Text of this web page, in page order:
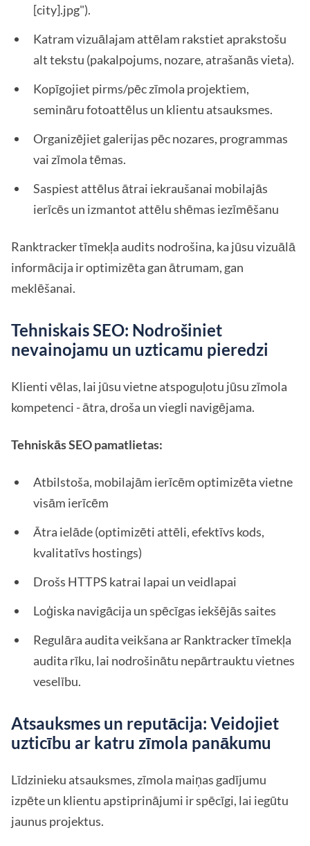
[city].jpg").
Katram vizuālajam attēlam rakstiet aprakstošu
alt tekstu (pakalpojums, nozare, atrašanās vieta).
Kopīgojiet pirms/pēc zīmola projektiem,
semināru fotoattēlus un klientu atsauksmes.
Organizējiet galerijas pēc nozares, programmas
vai zīmola tēmas.
Saspiest attēlus ātrai iekraušanai mobilajās
ierīcēs un izmantot attēlu shēmas iezīmēšanu
Ranktracker tīmekļa audits nodrošina, ka jūsu vizuālā
informācija ir optimizēta gan ātrumam, gan
meklēšanai.
Tehniskais SEO: Nodrošiniet
nevainojamu un uzticamu pieredzi
Klienti vēlas, lai jūsu vietne atspoguļotu jūsu zīmola
kompetenci - ātra, droša un viegli navigējama.
Tehniskās SEO pamatlietas:
Atbilstoša, mobilajām ierīcēm optimizēta vietne
visām ierīcēm
Ātra ielāde (optimizēti attēli, efektīvs kods,
kvalitatīvs hostings)
Drošs HTTPS katrai lapai un veidlapai
Loģiska navigācija un spēcīgas iekšējās saites
Regulāra audita veikšana ar Ranktracker tīmekļa
audita rīku, lai nodrošinātu nepārtrauktu vietnes
veselību.
Atsauksmes un reputācija: Veidojiet
uzticību ar katru zīmola panākumu
Līdzinieku atsauksmes, zīmola maiņas gadījumu
izpēte un klientu apstiprinājumi ir spēcīgi, lai iegūtu
jaunus projektus.